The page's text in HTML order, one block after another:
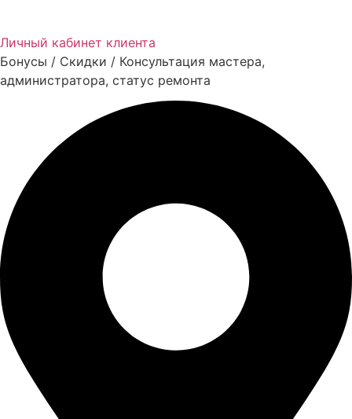
Личный кабинет клиента
Бонусы / Скидки / Консультация мастера,
администратора, статус ремонта